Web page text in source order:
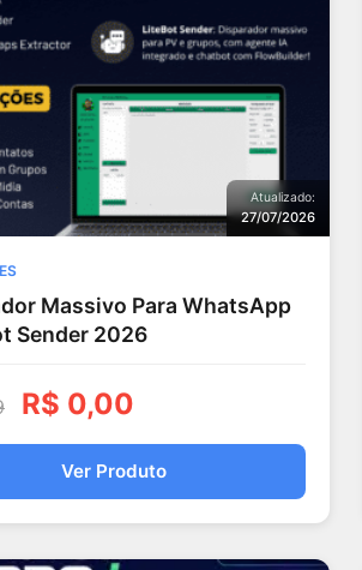
Atualizado:
27/07/2026
Massivo Para WhatsApp
Sender 2026
R$ 0,00
Ver Produto